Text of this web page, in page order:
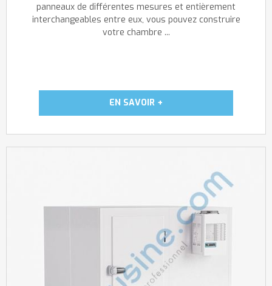
panneaux de différentes mesures et entièrement
interchangeables entre eux, vous pouvez construire
votre chambre ...